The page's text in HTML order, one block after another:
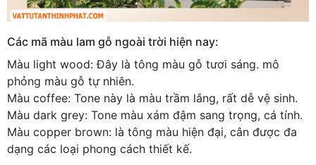
Các mã màu lam gỗ ngoài trời hiện nay:
Màu light wood: Đây là tông màu gỗ tươi sáng. mô
phỏng màu gỗ tự nhiên.
Màu coffee: Tone này là màu trầm lắng, rất dễ vệ sinh.
Màu dark grey: Tone màu xám đậm sang trọng, cá tính.
Màu copper brown: là tông màu hiện đại, cân được đa
dạng các loại phong cách thiết kế.